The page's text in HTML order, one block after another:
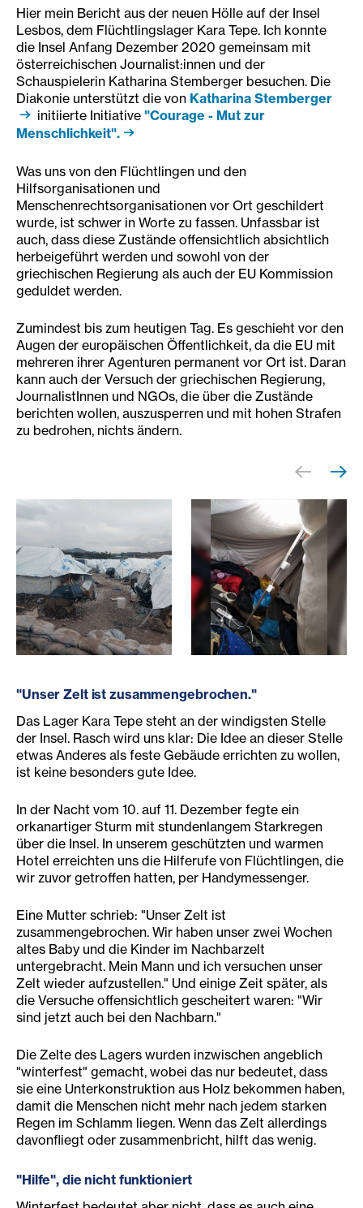
Hier mein Bericht aus der neuen Hölle auf der Insel
Lesbos, dem Flüchtlingslager Kara Tepe. Ich konnte
die Insel Anfang Dezember 2020 gemeinsam mit
österreichischen Journalist:innen und der
Schauspielerin Katharina Stemberger besuchen. Die
Diakonie unterstützt die von Katharina Stemberger
initiierte Initiative "Courage - Mut zur
Menschlichkeit".
Was uns von den Flüchtlingen und den
Hilfsorganisationen und
Menschenrechtsorganisationen vor Ort geschildert
wurde, ist schwer in Worte zu fassen. Unfassbar ist
auch, dass diese Zustände offensichtlich absichtlich
herbeigeführt werden und sowohl von der
griechischen Regierung als auch der EU Kommission
geduldet werden.
Zumindest bis zum heutigen Tag. Es geschieht vor den
Augen der europäischen Öffentlichkeit, da die EU mit
mehreren ihrer Agenturen permanent vor Ort ist. Daran
kann auch der Versuch der griechischen Regierung,
JournalistInnen und NGOs, die über die Zustände
berichten wollen, auszusperren und mit hohen Strafen
zu bedrohen, nichts ändern.
"Unser Zelt ist zusammengebrochen."
Das Lager Kara Tepe steht an der windigsten Stelle
der Insel. Rasch wird uns klar: Die Idee an dieser Stelle
etwas Anderes als feste Gebäude errichten zu wollen,
ist keine besonders gute Idee.
In der Nacht vom 10. auf 11. Dezember fegte ein
orkanartiger Sturm mit stundenlangem Starkregen
über die Insel. In unserem geschützten und warmen
Hotel erreichten uns die Hilferufe von Flüchtlingen, die
wir zuvor getroffen hatten, per Handymessenger.
Eine Mutter schrieb: "Unser Zelt ist
zusammengebrochen. Wir haben unser zwei Wochen
altes Baby und die Kinder im Nachbarzelt
untergebracht. Mein Mann und ich versuchen unser
Zelt wieder aufzustellen." Und einige Zeit später, als
die Versuche offensichtlich gescheitert waren: "Wir
sind jetzt auch bei den Nachbarn."
Die Zelte des Lagers wurden inzwischen angeblich
"winterfest" gemacht, wobei das nur bedeutet, dass
sie eine Unterkonstruktion aus Holz bekommen haben,
damit die Menschen nicht mehr nach jedem starken
Regen im Schlamm liegen. Wenn das Zelt allerdings
davonfliegt oder zusammenbricht, hilft das wenig.
"Hilfe", die nicht funktioniert